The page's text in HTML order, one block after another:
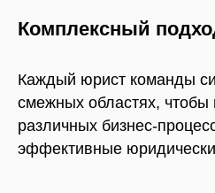
Комплексный
Каждый юрист команды
смежных областях,
различных бизнес-
эффективные